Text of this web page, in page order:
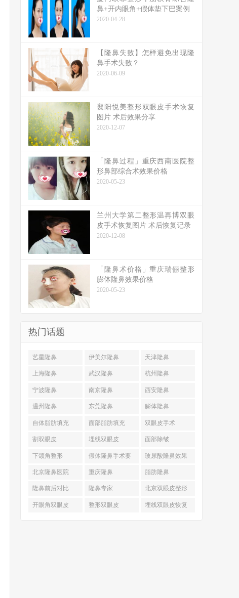
鼻+开内眼角+假体垫下巴案例
2020-04-28
【隆鼻失败】怎样避免出现隆
鼻手术失败？
2020-06-09
襄阳悦美整形双眼皮手术恢复
图片 术后效果分享
2020-12-07
「隆鼻过程」重庆西南医院整
形鼻部综合术效果价格
2020-05-23
兰州大学第二整形温再博双眼
皮手术恢复图片 术后恢复记录
2020-12-08
「隆鼻术价格」重庆瑞俪整形
膨体隆鼻效果价格
2020-05-23
热门话题
艺星隆鼻 伊美尔隆鼻 天津隆鼻
上海隆鼻 武汉隆鼻 杭州隆鼻
宁波隆鼻 南京隆鼻 西安隆鼻
温州隆鼻 东莞隆鼻 膨体隆鼻
自体脂肪填充 面部脂肪填充 双眼皮手术
割双眼皮 埋线双眼皮 面部除皱
下颌角整形 假体隆鼻手术要
多少钱
玻尿酸隆鼻效果
北京隆鼻医院 重庆隆鼻 脂肪隆鼻
隆鼻前后对比 隆鼻专家 北京双眼皮整形
开眼角双眼皮 整形双眼皮 埋线双眼皮恢复